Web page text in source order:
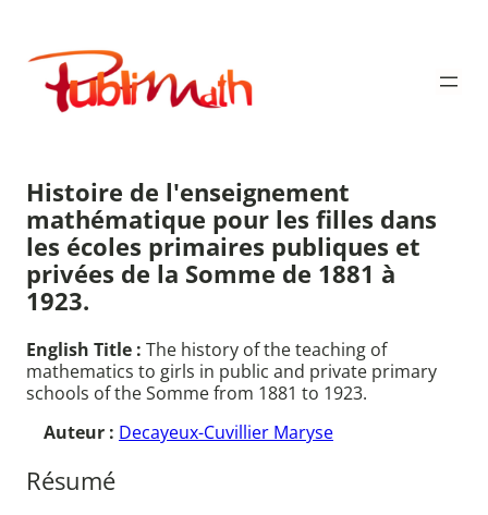
contenu
Publimath
Histoire de l'enseignement
mathématique pour les filles dans
les écoles primaires publiques et
privées de la Somme de 1881 à
1923.
English Title : The history of the teaching of
mathematics to girls in public and private primary
schools of the Somme from 1881 to 1923.
Auteur : Decayeux-Cuvillier Maryse
Résumé